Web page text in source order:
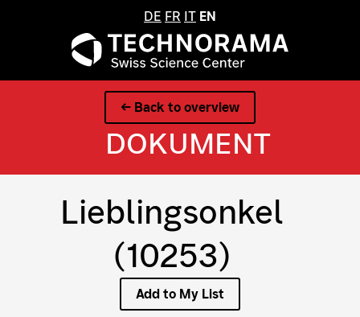
DE FR IT EN
← Back to overview
DOKUMENT
Lieblingsonkel
(10253)
Add to My List